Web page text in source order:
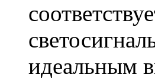
идеальным